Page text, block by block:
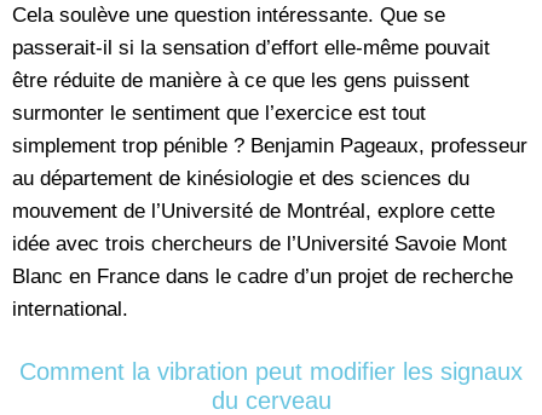
Cela soulève une question intéressante. Que se
passerait-il si la sensation d’effort elle-même pouvait
être réduite de manière à ce que les gens puissent
surmonter le sentiment que l’exercice est tout
simplement trop pénible ? Benjamin Pageaux, professeur
au département de kinésiologie et des sciences du
mouvement de l’Université de Montréal, explore cette
idée avec trois chercheurs de l’Université Savoie Mont
Blanc en France dans le cadre d’un projet de recherche
international.
Comment la vibration peut modifier les signaux
du cerveau